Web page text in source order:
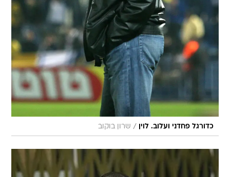
כדורגל פחדני ועלוב. לוין / שרון בוקוב